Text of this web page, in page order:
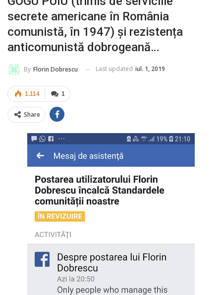
secrete americane în România
comunistă, în 1947) și rezistența
anticomunistă dobrogeană…
By Florin Dobrescu Last updated iul. 1, 2019
1
1.114
Share